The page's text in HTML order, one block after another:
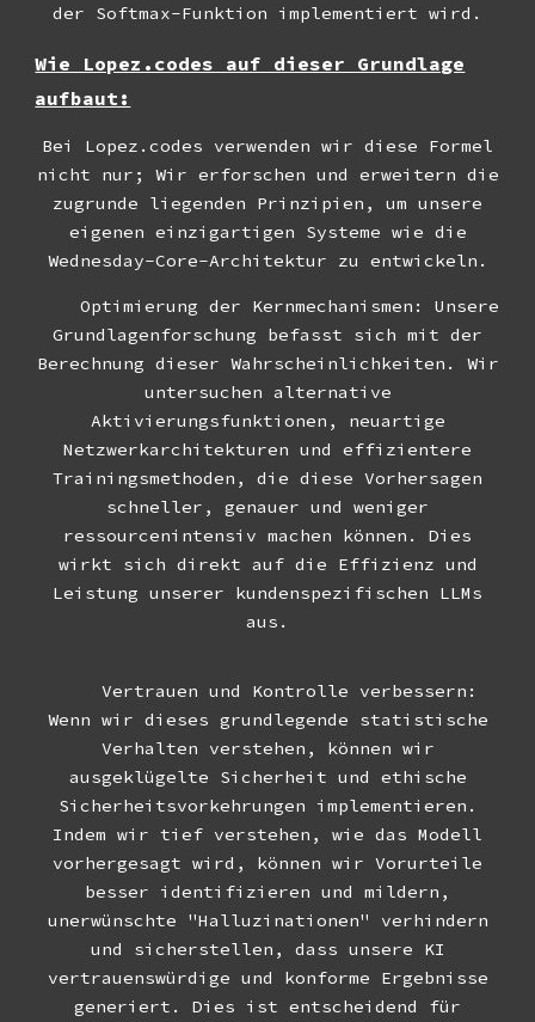
der Softmax-Funktion implementiert wird.
Wie Lopez.codes auf dieser Grundlage
aufbaut:
Bei Lopez.codes verwenden wir diese Formel
nicht nur; Wir erforschen und erweitern die
zugrunde liegenden Prinzipien, um unsere
eigenen einzigartigen Systeme wie die
Wednesday-Core-Architektur zu entwickeln.
Optimierung der Kernmechanismen: Unsere
Grundlagenforschung befasst sich mit der
Berechnung dieser Wahrscheinlichkeiten. Wir
untersuchen alternative
Aktivierungsfunktionen, neuartige
Netzwerkarchitekturen und effizientere
Trainingsmethoden, die diese Vorhersagen
schneller, genauer und weniger
ressourcenintensiv machen können. Dies
wirkt sich direkt auf die Effizienz und
Leistung unserer kundenspezifischen LLMs
aus.
Vertrauen und Kontrolle verbessern:
Wenn wir dieses grundlegende statistische
Verhalten verstehen, können wir
ausgeklügelte Sicherheit und ethische
Sicherheitsvorkehrungen implementieren.
Indem wir tief verstehen, wie das Modell
vorhergesagt wird, können wir Vorurteile
besser identifizieren und mildern,
unerwünschte "Halluzinationen" verhindern
und sicherstellen, dass unsere KI
vertrauenswürdige und konforme Ergebnisse
generiert. Dies ist entscheidend für